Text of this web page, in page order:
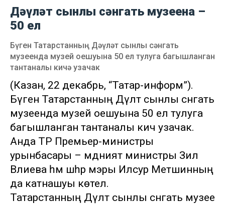
Дәүләт сынлы сәнгать музеена –
50 ел
Бүген Татарстанның Дәүләт сынлы сәнгать
музеенда музей оешуына 50 ел тулуга багышланган
тантаналы кичә узачак
(Казан, 22 декабрь, “Татар-информ”).
Бүген Татарстанның Дәүләт сынлы сәнгать
музеенда музей оешуына 50 ел тулуга
багышланган тантаналы кичә узачак.
Анда ТР Премьер-министры
урынбасары – мәдәният министры Зилә
Вәлиева һәм шәһәр мэры Илсур Метшинның
да катнашуы көтелә.
Татарстанның Дәүләт сынлы сәнгать музее